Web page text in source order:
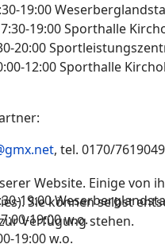
19:00
19:00 Sporthalle
20:00
12:00 Sporthalle
, tel. 0170/7619049
19:00
19:00 w.o.
19:00 w.o.
Website. Einige von
Sie können selbst
Verfügung stehen.